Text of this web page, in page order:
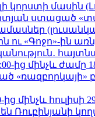
կորստի մասին
ստացած
ու «Գոջո»-ին
ից մինչև ժամը
ից մինչև հուլիսի